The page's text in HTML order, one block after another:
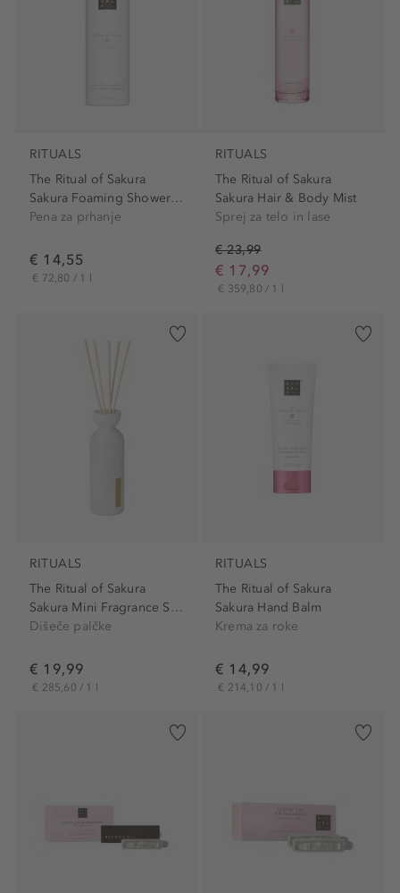
RITUALS
The Ritual of Sakura
Sakura Foaming Shower Gel
Pena za prhanje
€ 14,55
€ 72,80 / 1 l
RITUALS
The Ritual of Sakura
Sakura Hair & Body Mist
Sprej za telo in lase
€ 23,99
€ 17,99
€ 359,80 / 1 l
RITUALS
The Ritual of Sakura
Sakura Mini Fragrance Sticks
Dišeče palčke
€ 19,99
€ 285,60 / 1 l
RITUALS
The Ritual of Sakura
Sakura Hand Balm
Krema za roke
€ 14,99
€ 214,10 / 1 l